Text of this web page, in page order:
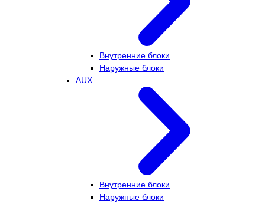
Внутренние блоки
Наружные блоки
AUX
Внутренние блоки
Наружные блоки